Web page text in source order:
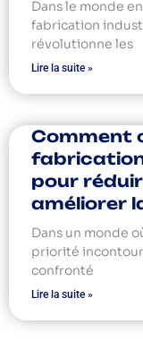
Dans le monde
fabrication
révolutionne les
Lire la suite »
Comment
pour
améliorer
Dans un monde
priorité
confronté
Lire la suite »